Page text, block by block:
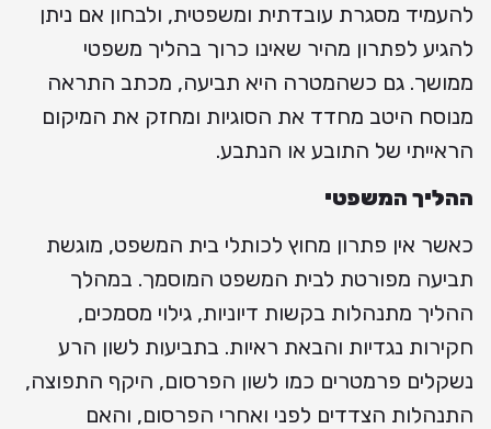
להעמיד מסגרת עובדתית ומשפטית, ולבחון אם ניתן
להגיע לפתרון מהיר שאינו כרוך בהליך משפטי
ממושך. גם כשהמטרה היא תביעה, מכתב התראה
מנוסח היטב מחדד את הסוגיות ומחזק את המיקום
הראייתי של התובע או הנתבע.
ההליך המשפטי
כאשר אין פתרון מחוץ לכותלי בית המשפט, מוגשת
תביעה מפורטת לבית המשפט המוסמך. במהלך
ההליך מתנהלות בקשות דיוניות, גילוי מסמכים,
חקירות נגדיות והבאת ראיות. בתביעות לשון הרע
נשקלים פרמטרים כמו לשון הפרסום, היקף התפוצה,
התנהלות הצדדים לפני ואחרי הפרסום, והאם